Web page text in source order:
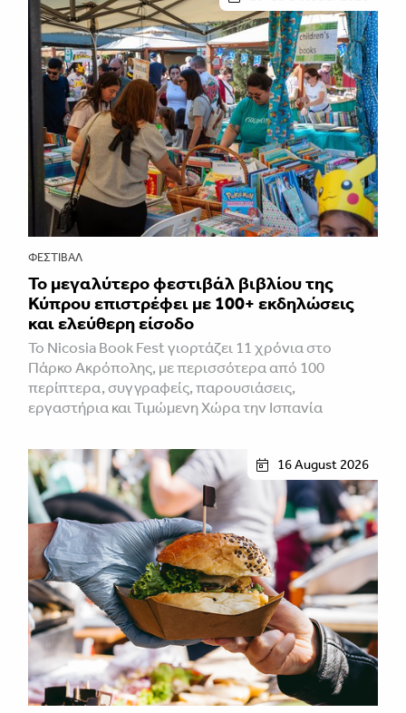
ΦΕΣΤΙΒΑΛ
Το μεγαλύτερο φεστιβάλ βιβλίου της
Κύπρου επιστρέφει με 100+ εκδηλώσεις
και ελεύθερη είσοδο
Το Nicosia Book Fest γιορτάζει 11 χρόνια στο
Πάρκο Ακρόπολης, με περισσότερα από 100
περίπτερα, συγγραφείς, παρουσιάσεις,
εργαστήρια και Τιμώμενη Χώρα την Ισπανία
16 August 2026